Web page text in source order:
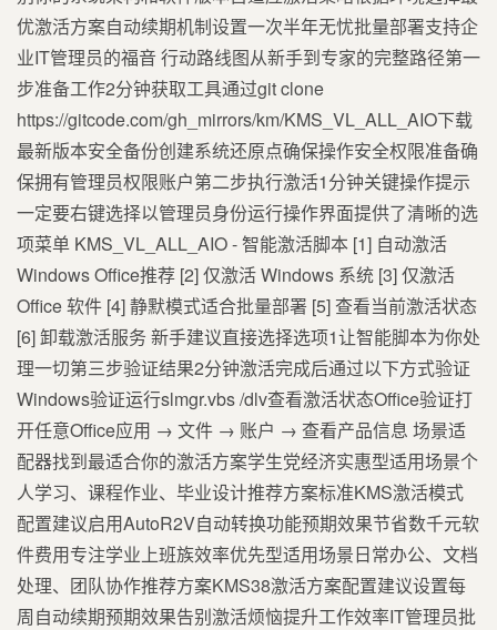
优激活方案自动续期机制设置一次半年无忧批量部署支持企
业IT管理员的福音️ 行动路线图从新手到专家的完整路径第一
步准备工作2分钟获取工具通过git clone
https://gitcode.com/gh_mirrors/km/KMS_VL_ALL_AIO下载
最新版本安全备份创建系统还原点确保操作安全权限准备确
保拥有管理员权限账户第二步执行激活1分钟关键操作提示
一定要右键选择以管理员身份运行操作界面提供了清晰的选
项菜单 KMS_VL_ALL_AIO - 智能激活脚本 [1] 自动激活
Windows Office推荐 [2] 仅激活 Windows 系统 [3] 仅激活
Office 软件 [4] 静默模式适合批量部署 [5] 查看当前激活状态
[6] 卸载激活服务 新手建议直接选择选项1让智能脚本为你处
理一切第三步验证结果2分钟激活完成后通过以下方式验证
Windows验证运行slmgr.vbs /dlv查看激活状态Office验证打
开任意Office应用 → 文件 → 账户 → 查看产品信息 场景适
配器找到最适合你的激活方案学生党经济实惠型适用场景个
人学习、课程作业、毕业设计推荐方案标准KMS激活模式
配置建议启用AutoR2V自动转换功能预期效果节省数千元软
件费用专注学业上班族效率优先型适用场景日常办公、文档
处理、团队协作推荐方案KMS38激活方案配置建议设置每
周自动续期预期效果告别激活烦恼提升工作效率IT管理员批